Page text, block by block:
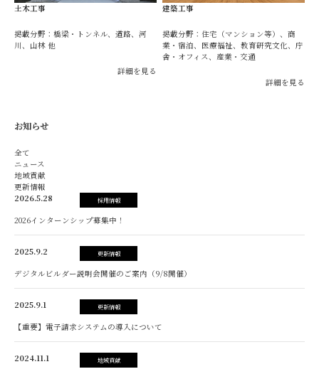
土木工事
掲載分野：橋梁・トンネル、道路、河
川、山林 他
詳細を見る
建築工事
掲載分野：住宅（マンション等）、商
業・宿泊、医療福祉、教育研究文化、庁
舎・オフィス、産業・交通
詳細を見る
お知らせ
全て
ニュース
地域貢献
更新情報
2026.5.28
採用情報
2026インターンシップ募集中！
2025.9.2 更新情報
デジタルビルダー説明会開催のご案内（9/8開催）
2025.9.1 更新情報
【重要】電子請求システムの導入について
2024.11.1 地域貢献